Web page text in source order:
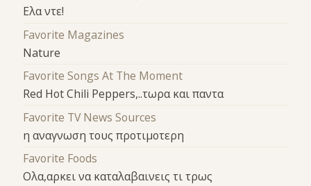
Ελα ντε!
Favorite Magazines
Nature
Favorite Songs At The Moment
Red Hot Chili Peppers,..τωρα και παντα
Favorite TV News Sources
η αναγνωση τους προτιμοτερη
Favorite Foods
Ολα,αρκει να καταλαβαινεις τι τρως